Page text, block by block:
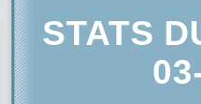
STATS